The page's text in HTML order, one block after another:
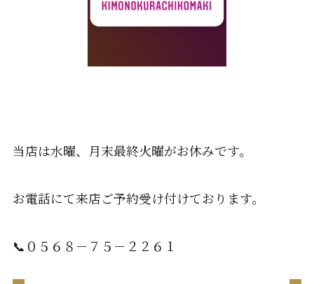
当店は水曜、月末最終火曜がお休みです。
お電話にて来店ご予約受け付けております。
📞０５６８－７５－２２６１